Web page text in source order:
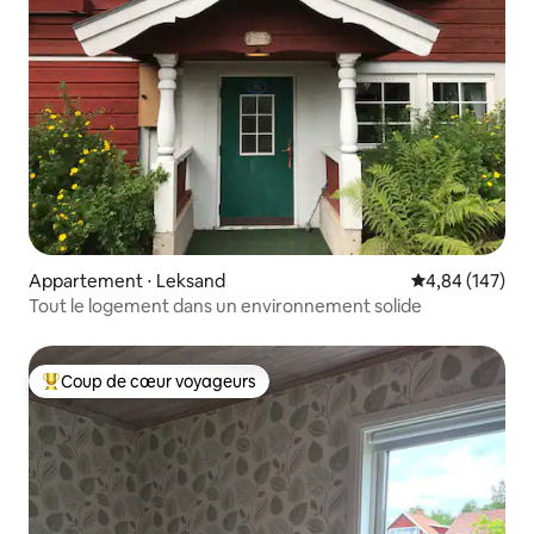
Appartement ⋅ Leksand Évaluation
4,84 (147)
Tout le logement dans un environnement solide
Coups de cœur voyageurs les plus appréciés
Coup de cœur voyageurs